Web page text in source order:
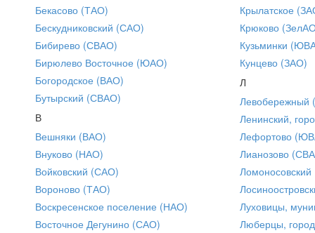
Бекасово (ТАО)
Бескудниковский (САО)
Бибирево (СВАО)
Бирюлево Восточное (ЮАО)
Богородское (ВАО)
Бутырский (СВАО)
В
Вешняки (ВАО)
Внуково (НАО)
Войковский (САО)
Вороново (ТАО)
Воскресенское поселение (НАО)
Восточное Дегунино (САО)
Крылатское
Крюково
Кузьминки
Кунцево (ЗАО)
Л
Ленинский,
Лефортово
Лианозово
Луховицы,
Люберцы,